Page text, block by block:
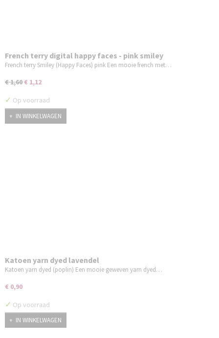
French terry digital happy faces - pink smiley
French terry Smiley (Happy Faces) pink Een mooie french met…
€ 1,60€ 1,12
✓ Op voorraad
IN WINKELWAGEN
Katoen yarn dyed lavendel
Katoen yarn dyed (poplin) Een mooie geweven yarn dyed…
€ 0,90
✓ Op voorraad
IN WINKELWAGEN